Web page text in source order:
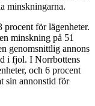
minskningarna.
procent för lägenheter.
minskning på 51
genomsnittlig annons
i fjol. I Norrbottens
och 6 procent
sin annonstid för